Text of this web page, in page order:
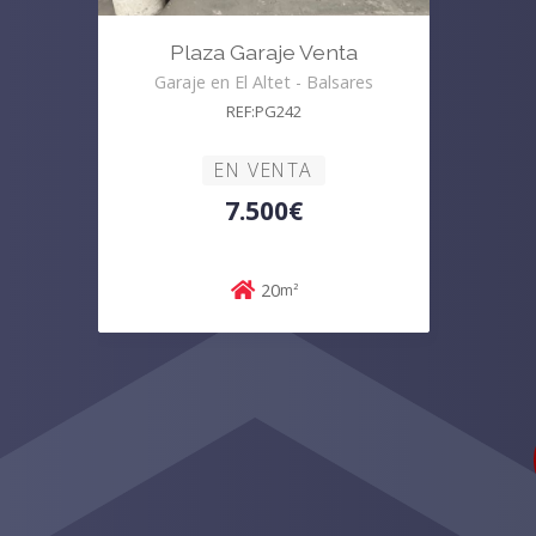
Plaza Garaje Venta
Garaje en El Altet - Balsares
REF:PG242
EN VENTA
7.500€
20m²